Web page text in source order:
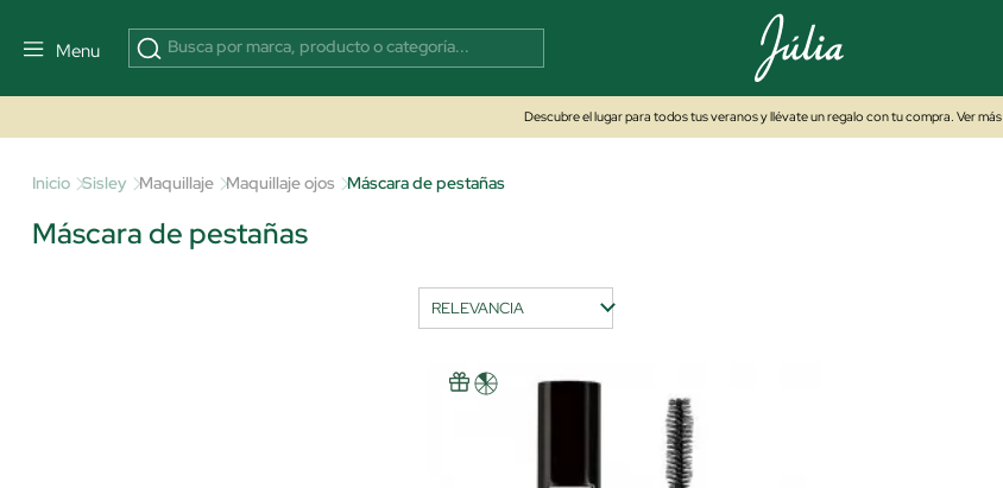
Menu
Descubre el lugar para todos tus veranos y llévate un regalo con tu compra. Ver más
Inicio Sisley Maquillaje Maquillaje ojos Máscara de pestañas
Máscara de pestañas